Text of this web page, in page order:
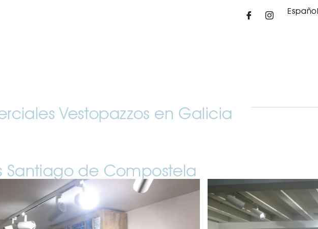
Vestopazzos en Galicia
Santiago de Compostela